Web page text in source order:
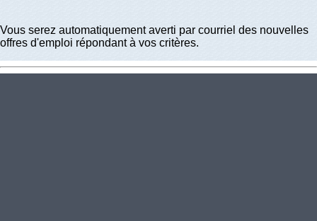
Vous serez automatiquement averti par courriel des nouvelles
offres d'emploi répondant à vos critères.